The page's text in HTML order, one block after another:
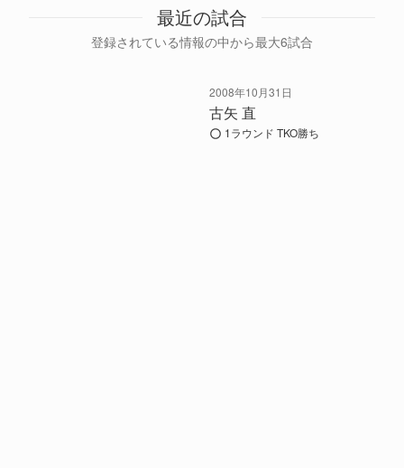
最近の試合
登録されている情報の中から最大6試合
2008年10月31日
古矢 直
1ラウンド TKO勝ち